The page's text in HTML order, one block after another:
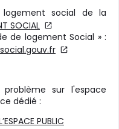
social de la
SOCIAL
de logement Social » :
sur l'espace
dédié :
PUBLIC